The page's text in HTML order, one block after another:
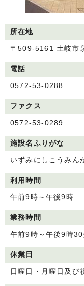
所在地
〒509-5161 土岐市
電話
0572-53-0288
ファクス
0572-53-0289
施設名ふりがな
いずみにしこうみん
利用時間
午前9時～午後9時
業務時間
午前9時～午後9時30
休業日
日曜日・月曜日及び